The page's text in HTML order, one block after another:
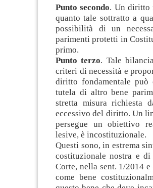
Punto secondo. Un diritto
quanto tale sottratto a
possibilità di un
parimenti protetti in
primo.
Punto terzo. Tale
criteri di necessità e
diritto fondamentale può
tutela di altro bene
stretta misura richiesta
eccessivo del diritto. Un
persegue un obiettivo
lesive, è incostituzionale.
Questi sono, in estrema
costituzionale nostra e
Corte, nella sent. 1/2014
come bene